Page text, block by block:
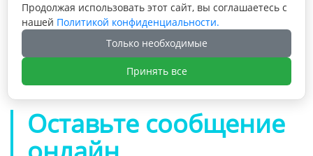

Предыдущая статья: Конфеты, сахар,
леденцы, подарочные почтовые коробки,
шоколадные конфеты, картонная
упаковочная коробка со вставкой
Следующая статья: Розовая косметическая
гофрированная упаковка почтовая

Оставьте сообщение
Продолжая использовать этот сайт, вы соглашаетесь с
нашей Политикой конфиденциальности.
Только необходимые
Принять все